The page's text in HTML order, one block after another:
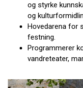
og styrke
og
Hovedarena for
festning.
Programmerer
vandreteater,